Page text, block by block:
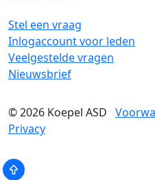
Stel een vraag
Inlogaccount voor leden
Veelgestelde vragen
Nieuwsbrief
© 2026 Koepel ASD
Privacy